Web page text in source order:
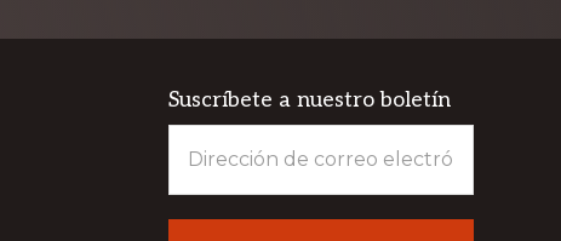
Suscríbete a nuestro boletín